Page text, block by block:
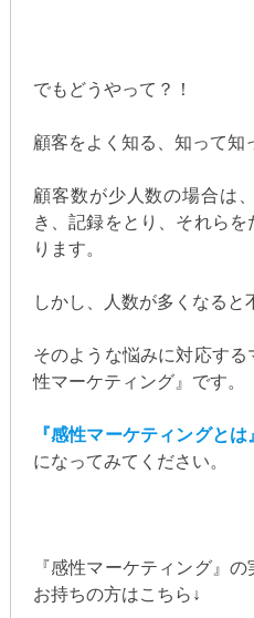
でもどうやって？！
顧客をよく知る、知って知
顧客数が少人数の場合は
き、記録をとり、それら
ります。
しかし、人数が多くなると
そのような悩みに対応す
性マーケティング
『感性マーケティングと
になってみてください。
『感性マーケティング』
お持ちの方はこちら↓